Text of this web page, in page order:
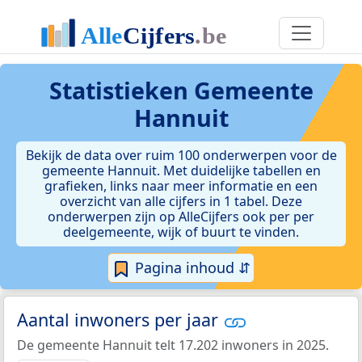
Statistieken Gemeente
Hannuit
Bekijk de data over ruim 100 onderwerpen voor de
gemeente Hannuit. Met duidelijke tabellen en
grafieken, links naar meer informatie en een
overzicht van alle cijfers in 1 tabel. Deze
onderwerpen zijn op AlleCijfers ook per per
deelgemeente, wijk of buurt te vinden.
Pagina inhoud ⇵
Aantal inwoners per jaar
De gemeente Hannuit telt 17.202 inwoners in 2025.